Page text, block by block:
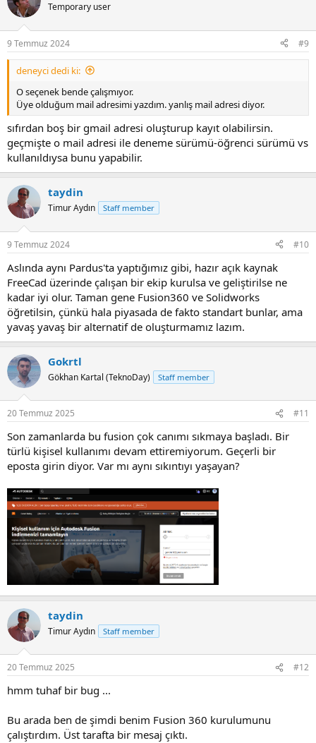
Temporary user
9 Temmuz 2024 #9
deneyci dedi ki:
O seçenek bende çalışmıyor.
Üye olduğum mail adresimi yazdım. yanlış mail adresi diyor.
sıfırdan boş bir gmail adresi oluşturup kayıt olabilirsin.
geçmişte o mail adresi ile deneme sürümü-öğrenci sürümü vs
kullanıldıysa bunu yapabilir.
taydin
Timur Aydın Staff member
9 Temmuz 2024 #10
Aslında aynı Pardus'ta yaptığımız gibi, hazır açık kaynak
FreeCad üzerinde çalışan bir ekip kurulsa ve geliştirilse ne
kadar iyi olur. Taman gene Fusion360 ve Solidworks
öğretilsin, çünkü hala piyasada de fakto standart bunlar, ama
yavaş yavaş bir alternatif de oluşturmamız lazım.
Gokrtl
Gökhan Kartal (TeknoDay) Staff member
20 Temmuz 2025 #11
Son zamanlarda bu fusion çok canımı sıkmaya başladı. Bir
türlü kişisel kullanımı devam ettiremiyorum. Geçerli bir
eposta girin diyor. Var mı aynı sıkıntıyı yaşayan?
taydin
Timur Aydın Staff member
20 Temmuz 2025 #12
hmm tuhaf bir bug ...
Bu arada ben de şimdi benim Fusion 360 kurulumunu
çalıştırdım. Üst tarafta bir mesaj çıktı.